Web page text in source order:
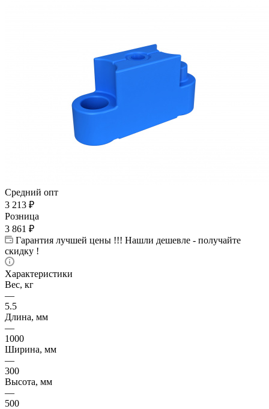
Средний опт
3 213 ₽
Розница
3 861 ₽
Гарантия лучшей цены !!! Нашли дешевле - получайте
скидку !
Характеристики
Вес, кг
—
5.5
Длина, мм
—
1000
Ширина, мм
—
300
Высота, мм
—
500